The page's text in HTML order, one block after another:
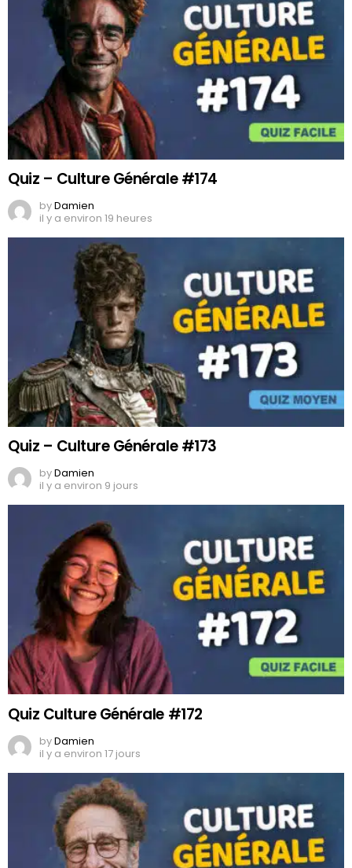
Quiz – Culture Générale #174
byDamien
il y a environ 19 heures
Quiz – Culture Générale #173
byDamien
il y a environ 9 jours
Quiz Culture Générale #172
byDamien
il y a environ 17 jours